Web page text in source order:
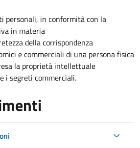
personali, in conformità con la
in materia
della corrispondenza
e commerciali di una persona fisica
la proprietà intellettuale
i segreti commerciali.